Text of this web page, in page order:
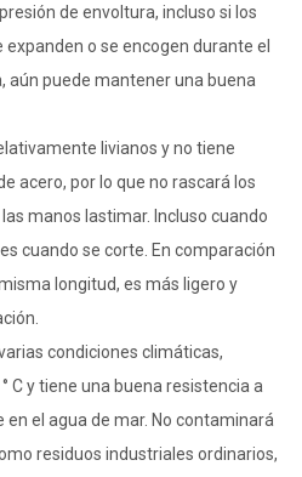
de envoltura, incluso si los
o se encogen durante el
aún puede mantener una buena
livianos y no tiene
acero, por lo que no rascará los
manos lastimar. Incluso cuando
cuando se corte. En comparación
longitud, es más ligero y
condiciones climáticas,
C y tiene una buena resistencia a
el agua de mar. No contaminará
residuos industriales ordinarios,